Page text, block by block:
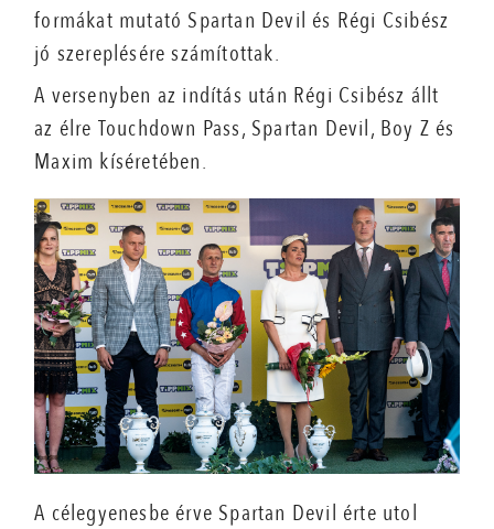
formákat mutató Spartan Devil és Régi Csibész
jó szereplésére számítottak.
A versenyben az indítás után Régi Csibész állt
az élre Touchdown Pass, Spartan Devil, Boy Z és
Maxim kíséretében.
A célegyenesbe érve Spartan Devil érte utol